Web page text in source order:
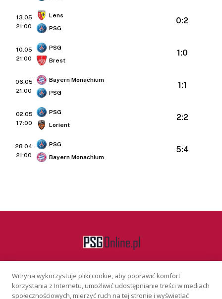
13.05
21:00
Lens
PSG
0:2
10.05
21:00
PSG
Brest
1:0
06.05
21:00
Bayern Monachium
PSG
1:1
02.05
17:00
PSG
Lorient
2:2
28.04
21:00
PSG
Bayern Monachium
5:4
Facebook
Witryna wykorzystuje pliki cookie, aby poprawić komfort
korzystania z Internetu, umożliwić udostępnianie treści w mediach
społecznościowych, mierzyć ruch na tej stronie i wyświetlać